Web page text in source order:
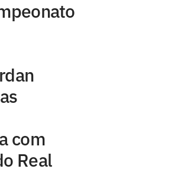
com
Real